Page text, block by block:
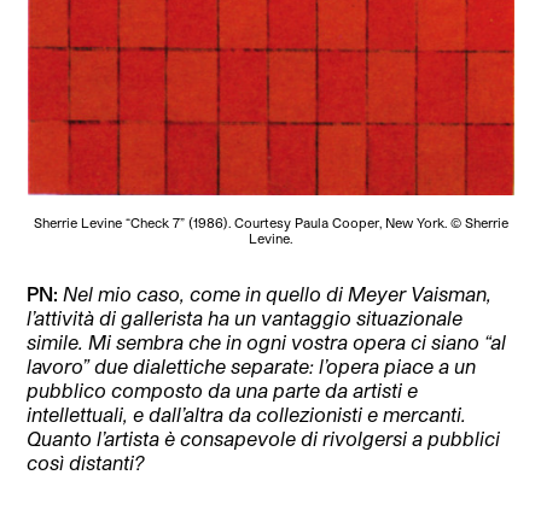
Sherrie Levine “Check 7” (1986). Courtesy Paula Cooper, New York. © Sherrie
Levine.
PN:Nel mio caso, come in quello di Meyer Vaisman,
l’attività di gallerista ha un vantaggio situazionale
simile. Mi sembra che in ogni vostra opera ci siano “al
lavoro” due dialettiche separate: l’opera piace a un
pubblico composto da una parte da artisti e
intellettuali, e dall’altra da collezionisti e mercanti.
Quanto l’artista è consapevole di rivolgersi a pubblici
così distanti?